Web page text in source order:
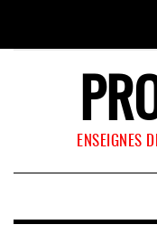
ENSEIGNES